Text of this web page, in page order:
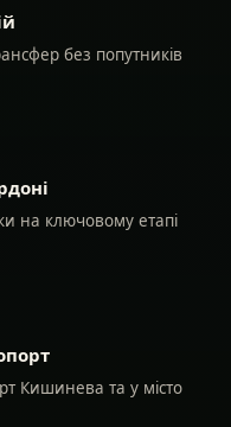
без попутників
на ключовому етапі
Кишинева та у місто